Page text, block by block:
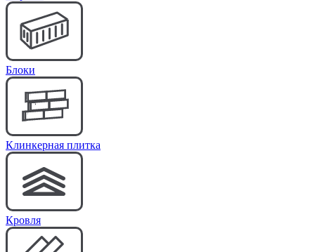
Блоки
Клинкерная плитка
Кровля